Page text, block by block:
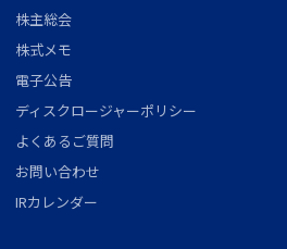
株主総会
株式メモ
電子公告
ディスクロージャーポリシー
よくあるご質問
お問い合わせ
IRカレンダー